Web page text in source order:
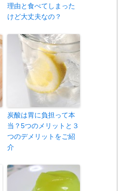
理由と食べてしまった
けど大丈夫なの？
炭酸は胃に負担って本
当？5つのメリットと３
つのデメリットをご紹
介